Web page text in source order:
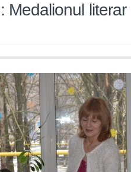
: Medalionul